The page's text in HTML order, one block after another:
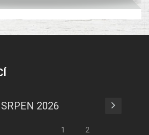
SRPEN 2026
1 2